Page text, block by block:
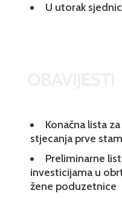
U utorak
Konačna lista
stjecanja prve
Preliminarne
investicijama u
žene poduzetnice